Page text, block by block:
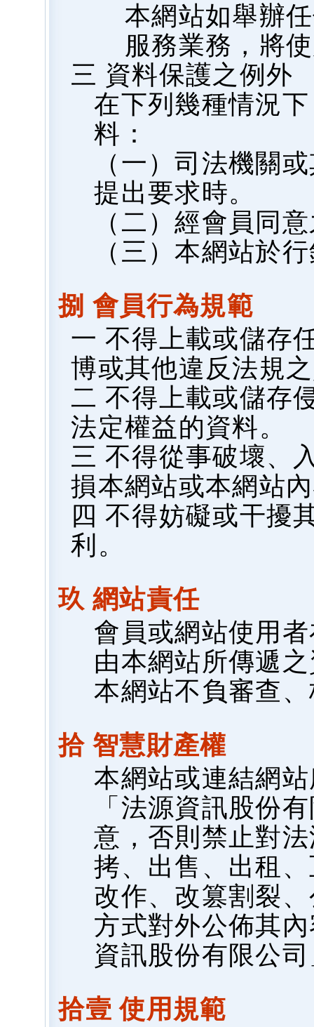
本網站如舉辦
服務業務，將
三 資料保護之例外
在下列幾種情況
料：
（一）司法機關
提出要求時。
（二）經會員同
（三）本網站於
捌 會員行為規範
一 不得上載或儲存
博或其他違反法規
二 不得上載或儲存
法定權益的資料。
三 不得從事破壞、
損本網站或本網站
四 不得妨礙或干擾
利。
玖 網站責任
會員或網站使用
由本網站所傳遞
本網站不負審查
拾 智慧財產權
本網站或連結網
「法源資訊股份
意，否則禁止對
拷、出售、出租
改作、改篡割裂
方式對外公佈其
資訊股份有限公
拾壹 使用規範